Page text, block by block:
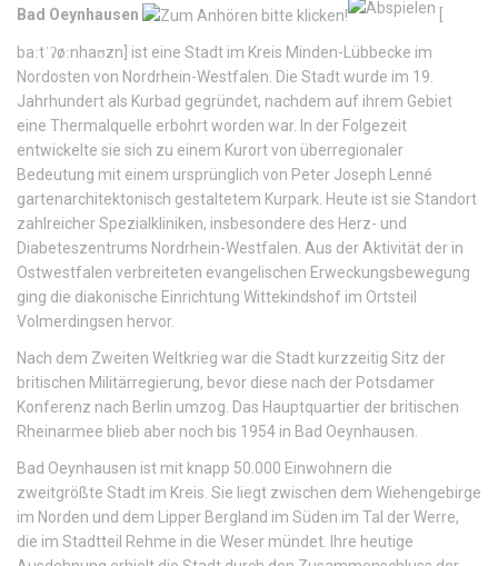
Bad Oeynhausen
baːtˈʔøːnhaʊzn ist eine Stadt im Kreis Minden-Lübbecke im
Nordosten von Nordrhein-Westfalen. Die Stadt wurde im 19.
Jahrhundert als Kurbad gegründet, nachdem auf ihrem Gebiet
eine Thermalquelle erbohrt worden war. In der Folgezeit
entwickelte sie sich zu einem Kurort von überregionaler
Bedeutung mit einem ursprünglich von Peter Joseph Lenné
gartenarchitektonisch gestaltetem Kurpark. Heute ist sie Standort
zahlreicher Spezialkliniken, insbesondere des Herz- und
Diabeteszentrums Nordrhein-Westfalen. Aus der Aktivität der in
Ostwestfalen verbreiteten evangelischen Erweckungsbewegung
ging die diakonische Einrichtung Wittekindshof im Ortsteil
Volmerdingsen hervor.
Nach dem Zweiten Weltkrieg war die Stadt kurzzeitig Sitz der
britischen Militärregierung, bevor diese nach der Potsdamer
Konferenz nach Berlin umzog. Das Hauptquartier der britischen
Rheinarmee blieb aber noch bis 1954 in Bad Oeynhausen.
Bad Oeynhausen ist mit knapp 50.000 Einwohnern die
zweitgrößte Stadt im Kreis. Sie liegt zwischen dem Wiehengebirge
im Norden und dem Lipper Bergland im Süden im Tal der Werre,
die im Stadtteil Rehme in die Weser mündet. Ihre heutige